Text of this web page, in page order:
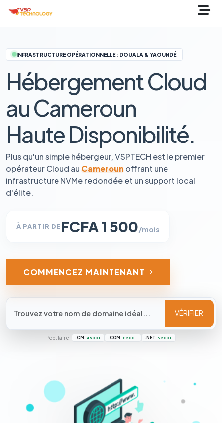
INFRASTRUCTURE OPÉRATIONNELLE : DOUALA & YAOUNDÉ
Hébergement Cloud
au Cameroun
Haute Disponibilité.
Plus qu'un simple hébergeur, VSPTECH est le premier
opérateur Cloud au Cameroun offrant une
infrastructure NVMe redondée et un support local
d'élite.
À PARTIR DEFCFA 1 500/mois
COMMENCEZ MAINTENANT
VÉRIFIER
Populaire : .CM 4 500 F .COM 8 500 F .NET 9 500 F